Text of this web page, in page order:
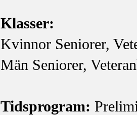
Klasser:
Kvinnor Seniorer,
Män Seniorer,
Tidsprogram: